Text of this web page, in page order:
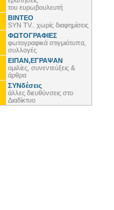
του ευρωβουλευτή
ΒΙΝΤΕΟ
SYN TV.. χωρίς διαφημίσεις
ΦΩΤΟΓΡΑΦΙΕΣ
φωτογραφικά στιγμιότυπα,
συλλογές
ΕΙΠΑΝ,ΕΓΡΑΨΑΝ
ομιλίες, συνεντεύξεις &
άρθρα
ΣΥΝδέσεις
άλλες διευθύνσεις στο
Διαδίκτυο